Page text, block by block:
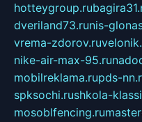
hotteygroup.ru
dveriland73.runis-
vrema-zdorov.ru
nike-air-max-95.ru
mobilreklama.rupds-
spksochi.rushkola-
mosoblfencing.ru